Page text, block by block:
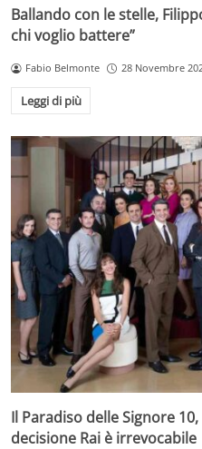
Ballando con le stelle,
chi voglio battere”
Fabio Belmonte 28 Novembre
Leggi di più
Il Paradiso delle Signore
decisione Rai è irrevocabile